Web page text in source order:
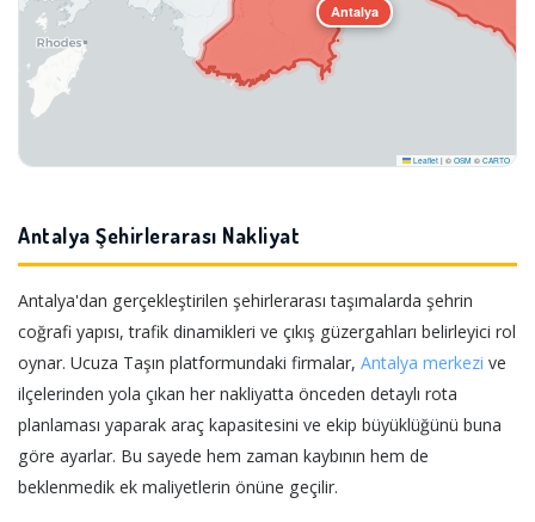
Antalya
Leaflet | © OSM © CARTO
Antalya Şehirlerarası Nakliyat
Antalya'dan gerçekleştirilen şehirlerarası taşımalarda şehrin
coğrafi yapısı, trafik dinamikleri ve çıkış güzergahları belirleyici rol
oynar. Ucuza Taşın platformundaki firmalar, Antalya merkezi ve
ilçelerinden yola çıkan her nakliyatta önceden detaylı rota
planlaması yaparak araç kapasitesini ve ekip büyüklüğünü buna
göre ayarlar. Bu sayede hem zaman kaybının hem de
beklenmedik ek maliyetlerin önüne geçilir.